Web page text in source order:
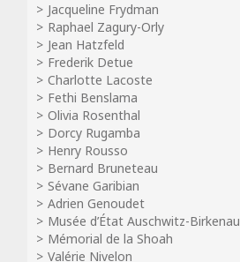
Jacqueline Frydman
Raphael Zagury-Orly
Jean Hatzfeld
Frederik Detue
Charlotte Lacoste
Fethi Benslama
Olivia Rosenthal
Dorcy Rugamba
Henry Rousso
Bernard Bruneteau
Sévane Garibian
Adrien Genoudet
Musée d’État Auschwitz-Birkenau
Mémorial de la Shoah
Valérie Nivelon